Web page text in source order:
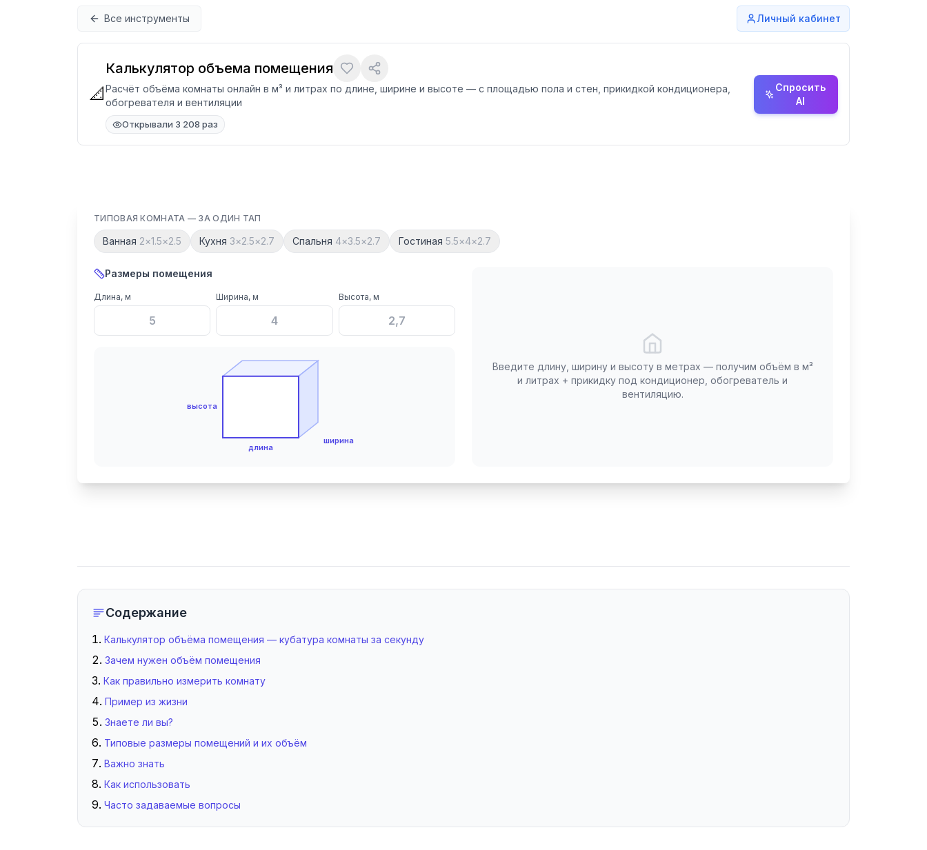
Все инструменты Личный кабинет
📐
Калькулятор объема помещения
Расчёт объёма комнаты онлайн в м³ и литрах по длине, ширине и высоте — с площадью пола и стен, прикидкой кондиционера,
обогревателя и вентиляции
Открывали 3 208 раз
Спросить
AI
ТИПОВАЯ КОМНАТА — ЗА ОДИН ТАП
Ванная 2×1.5×2.5 Кухня 3×2.5×2.7 Спальня 4×3.5×2.7 Гостиная 5.5×4×2.7
Размеры помещения
Длина, м Ширина, м Высота, м
длина
высота
ширина
Введите длину, ширину и высоту в метрах — получим объём в м³
и литрах + прикидку под кондиционер, обогреватель и
вентиляцию.
Содержание
Калькулятор объёма помещения — кубатура комнаты за секунду
Зачем нужен объём помещения
Как правильно измерить комнату
Пример из жизни
Знаете ли вы?
Типовые размеры помещений и их объём
Важно знать
Как использовать
Часто задаваемые вопросы